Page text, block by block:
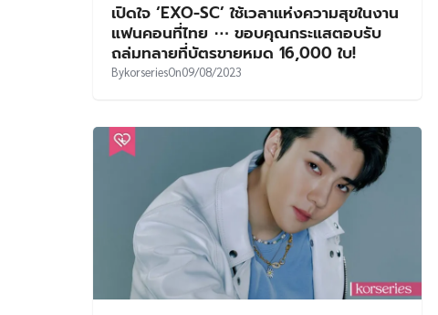
เปิดใจ ‘EXO-SC’ ใช้เวลาแห่งความสุขในงาน
แฟนคอนที่ไทย ⋯ ขอบคุณกระแสตอบรับ
ถล่มทลายที่บัตรขายหมด 16,000 ใบ!
BykorseriesOn09/08/2023